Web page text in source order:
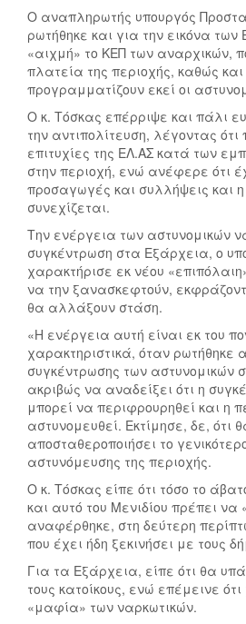
Ο αναπληρωτής υπουργός
ρωτήθηκε και για την εικόνα
«αιχμή» το ΚΕΠ των αναρχικών,
πλατεία της περιοχής, καθώς
προγραμματίζουν εκεί οι
Ο κ. Τόσκας επέρριψε και πάλι
την αντιπολίτευση, λέγοντας
επιτυχίες της ΕΛ.ΑΣ κατά των
στην περιοχή, ενώ ανέφερε ότι
προσαγωγές και συλλήψεις και
συνεχίζεται.
Την ενέργεια των αστυνομικών
συγκέντρωση στα Εξάρχεια, ο
χαρακτήρισε εκ νέου
να την ξανασκεφτούν,
θα αλλάξουν στάση.
«Η ενέργεια αυτή είναι εκ του
χαρακτηριστικά, όταν ρωτήθηκε
συγκέντρωσης των αστυνομικών
ακριβώς να αναδείξει ότι η
μπορεί να περιφρουρηθεί και η
αστυνομευθεί. Εκτίμησε, δε, ότι
αποσταθεροποιήσει το
αστυνόμευσης της περιοχής.
Ο κ. Τόσκας είπε ότι τόσο το
και αυτό του Μενιδίου πρέπει να
αναφέρθηκε, στη δεύτερη
που έχει ήδη ξεκινήσει με τους
Για τα Εξάρχεια, είπε ότι θα
τους κατοίκους, ενώ επέμεινε
«μαφία» των ναρκωτικών.